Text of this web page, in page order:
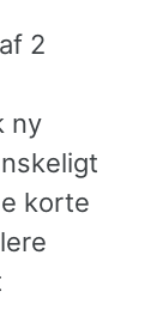
2
ny
korte